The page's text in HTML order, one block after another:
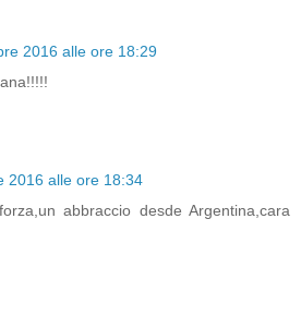
2016 alle ore 18:29
2016 alle ore 18:34
abbraccio desde Argentina,cara